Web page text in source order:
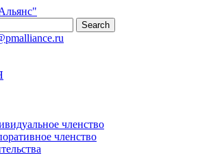
Search
членство
членство